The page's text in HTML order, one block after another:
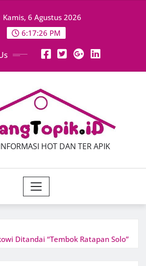
Kamis, 6 Agustus 2026
6:17:27 PM
HOT DAN TER APIK
Ditandai “Tembok Ratapan Solo”